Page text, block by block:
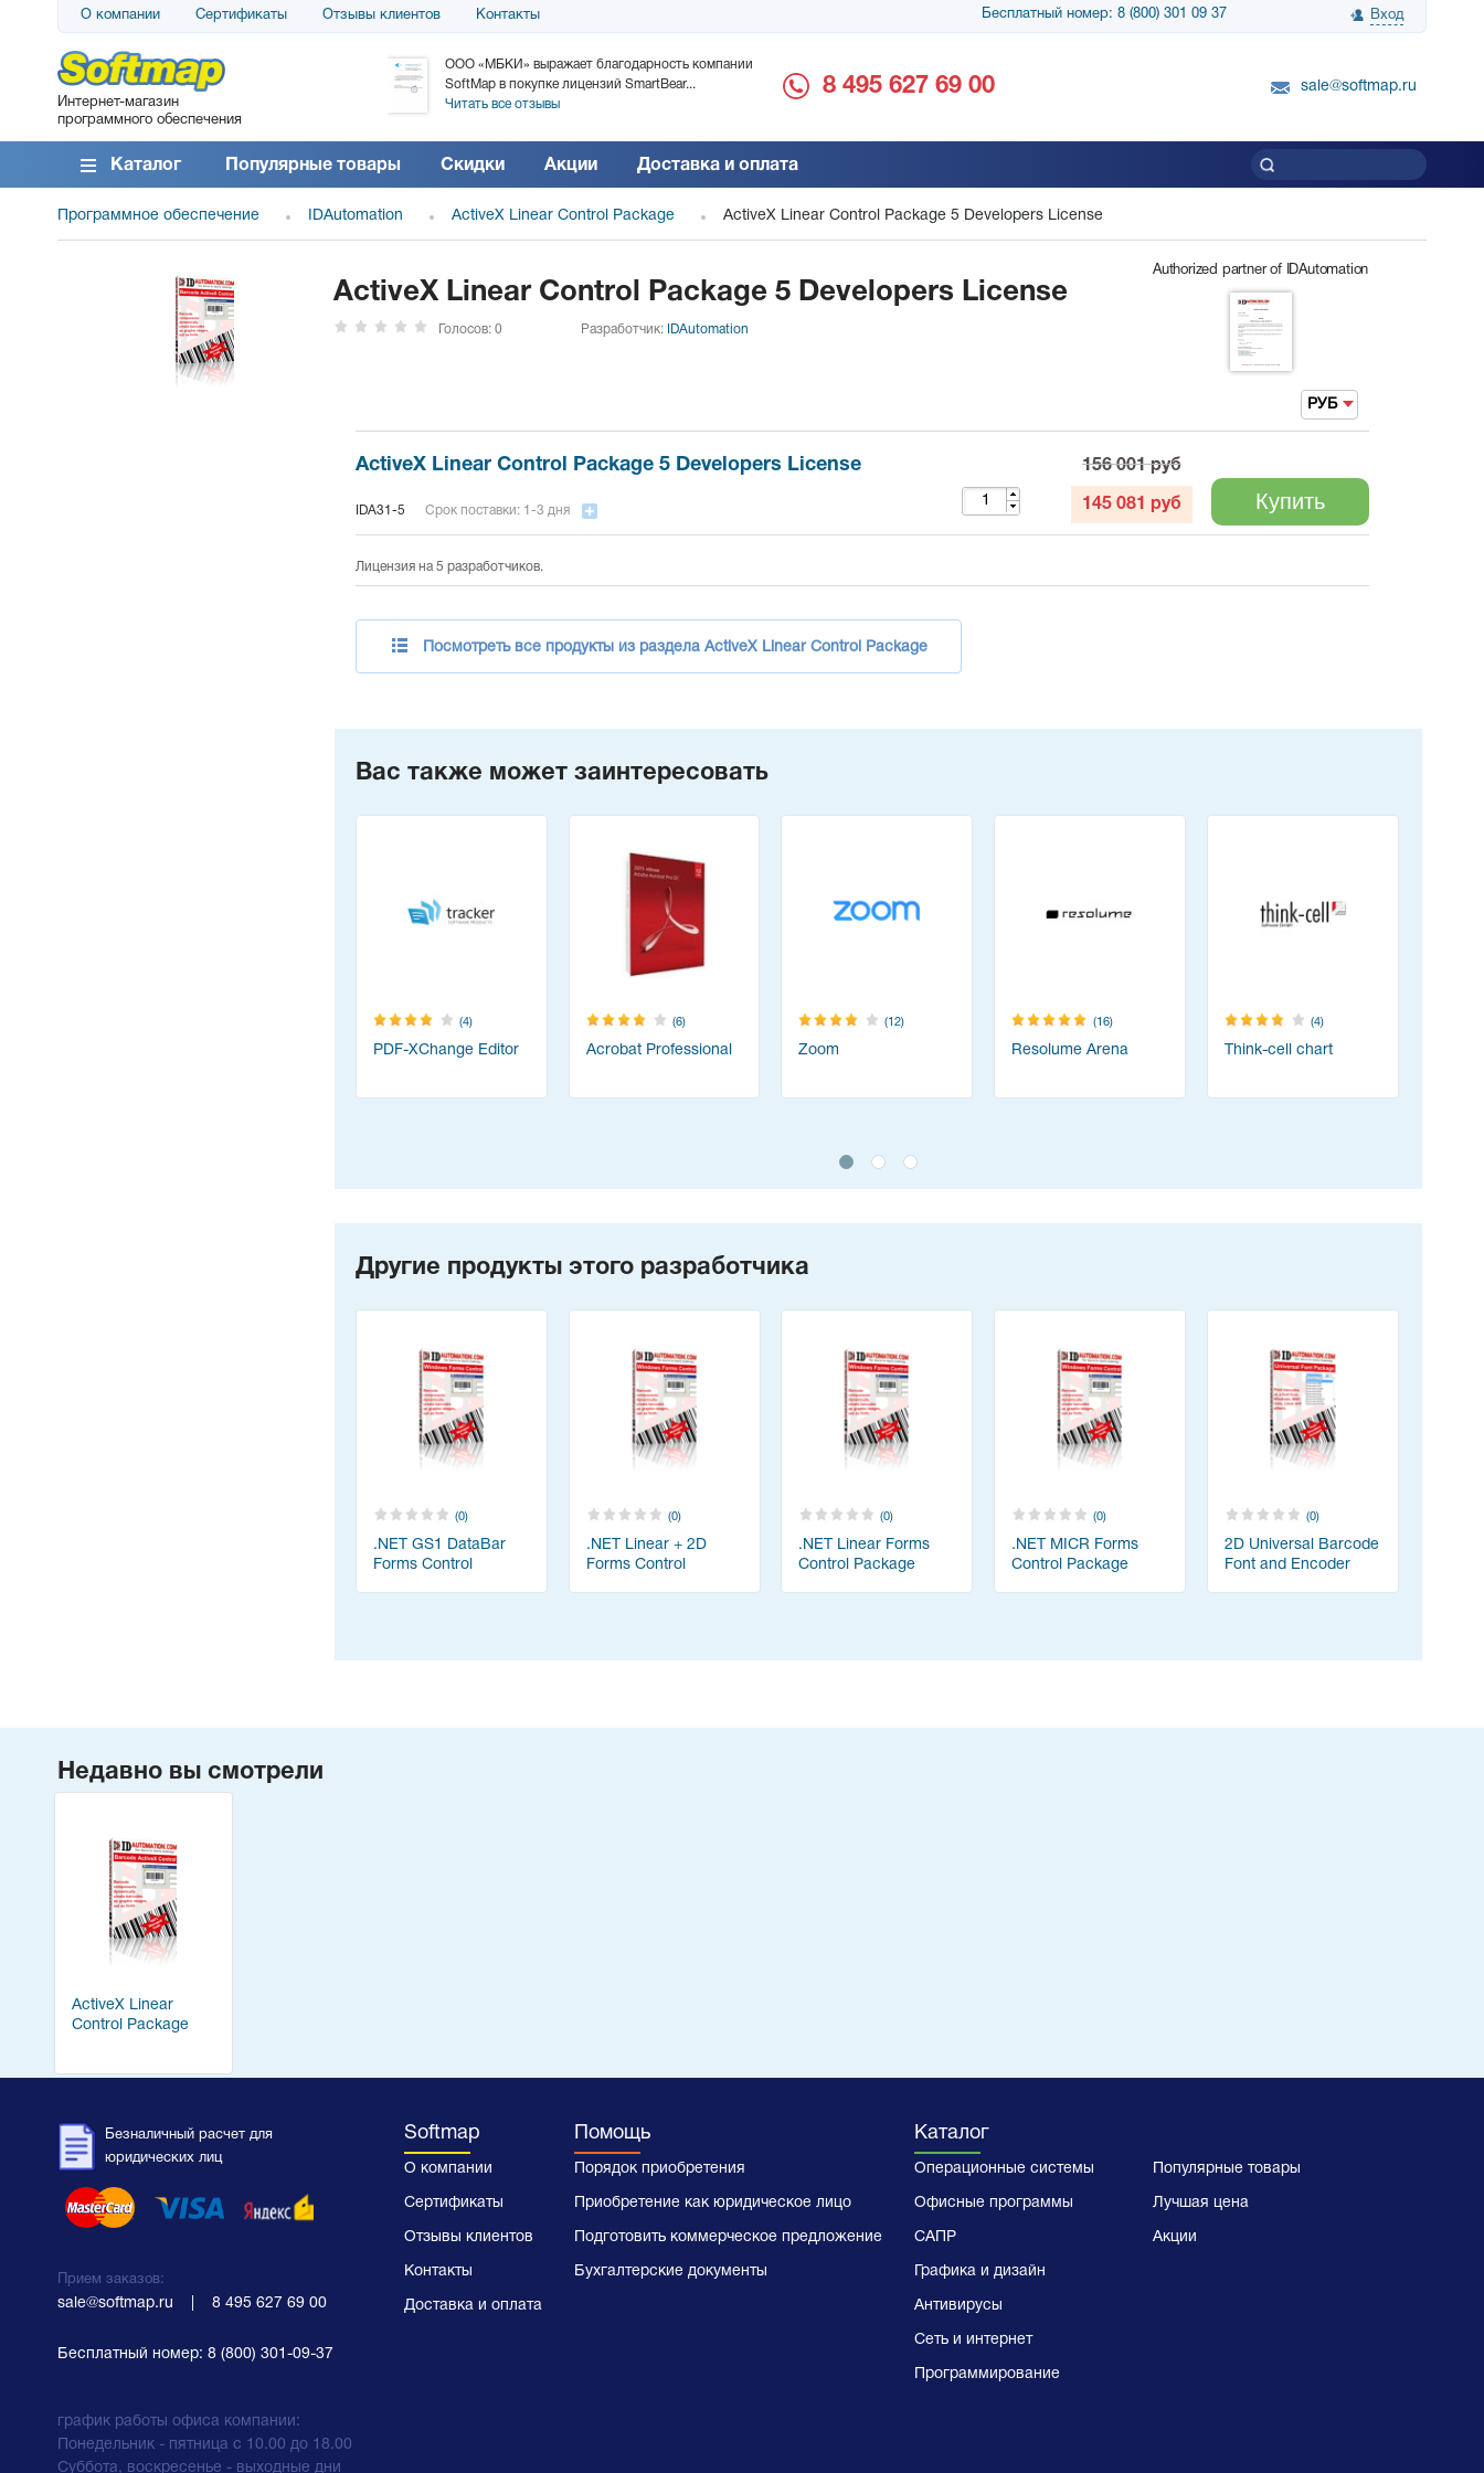
О компании Сертификаты Отзывы клиентов Контакты Бесплатный номер: 8 (800) 301 09 37 Вход
Интернет-магазин
программного обеспечения
АО «АТС» благодарит компанию SoftMap за
поставку программного обеспечения SolarWinds
DameWare...
Читать все отзывы
ООО «МБКИ» выражает благодарность компании
SoftMap в покупке лицензий SmartBear...
Читать все отзывы
благодарность за поставку SnapGene...
благодарность SoftMap за помощь в
8 495 627 69 00 sale@softmap.ru
Каталог Популярные товары Скидки Акции Доставка и оплата
Программное обеспечение IDAutomation ActiveX Linear Control Package ActiveX Linear Control Package 5 Developers License
ActiveX Linear Control Package 5 Developers License
Голосов: 0 Разработчик: IDAutomation
Authorized partner of IDAutomation
РУБ
ActiveX Linear Control Package 5 Developers License
IDA31-5 Срок поставки: 1-3 дня
156 001руб
145 081 руб Купить
Лицензия на 5 разработчиков.
Посмотреть все продукты из раздела ActiveX Linear Control Package
Вас также может заинтересовать
(4)
PDF-XChange Editor
(6)
Acrobat Professional
(12)
Zoom
(16)
Resolume Arena
(4)
Think-cell chart
Другие продукты этого разработчика
(0)
.NET GS1 DataBar
Forms Control
(0)
.NET Linear + 2D
Forms Control
(0)
.NET Linear Forms
Control Package
(0)
.NET MICR Forms
Control Package
(0)
2D Universal Barcode
Font and Encoder
Недавно вы смотрели
ActiveX Linear
Control Package
Безналичный расчет для
юридических лиц
Прием заказов:
sale@softmap.ru 8 495 627 69 00
Бесплатный номер: 8 (800) 301-09-37
график работы офиса компании:
Понедельник - пятница с 10.00 до 18.00
Суббота, воскресенье - выходные дни
Softmap
О компании
Сертификаты
Отзывы клиентов
Контакты
Доставка и оплата
Помощь
Порядок приобретения
Приобретение как юридическое лицо
Подготовить коммерческое предложение
Бухгалтерские документы
Каталог
Операционные системы
Офисные программы
САПР
Графика и дизайн
Антивирусы
Сеть и интернет
Программирование
Популярные товары
Лучшая цена
Акции